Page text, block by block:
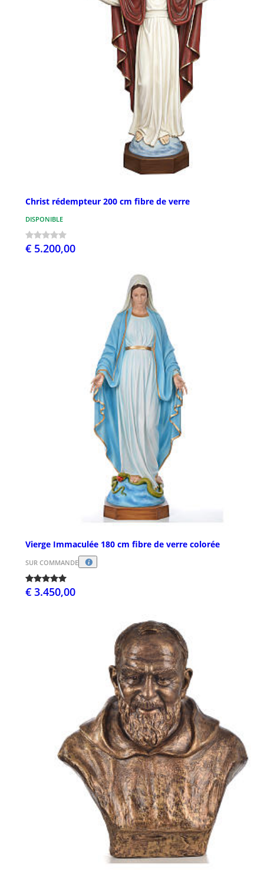
Christ rédempteur 200 cm fibre de verre
DISPONIBLE
€ 5.200,00
Vierge Immaculée 180 cm fibre de verre colorée
SUR COMMANDE
€ 3.450,00